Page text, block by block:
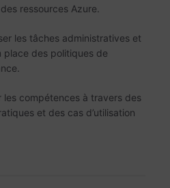
ressources Azure.
les tâches administratives et
place des politiques de
les compétences à travers des
et des cas d’utilisation